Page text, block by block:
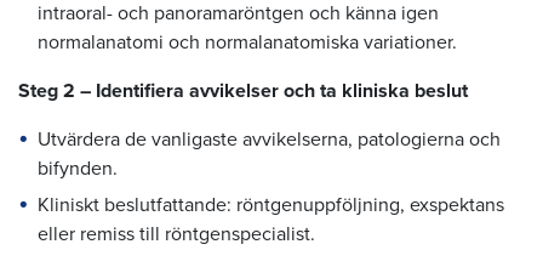
intraoral- och panoramaröntgen och känna igen
normalanatomi och normalanatomiska variationer.
Steg 2 – Identifiera avvikelser och ta kliniska beslut
Utvärdera de vanligaste avvikelserna, patologierna och
bifynden.
Kliniskt beslutfattande: röntgenuppföljning, exspektans
eller remiss till röntgenspecialist.